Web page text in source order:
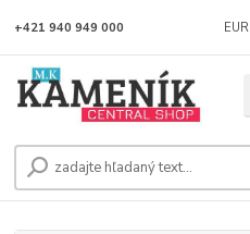
EUR
+421 940 949 000